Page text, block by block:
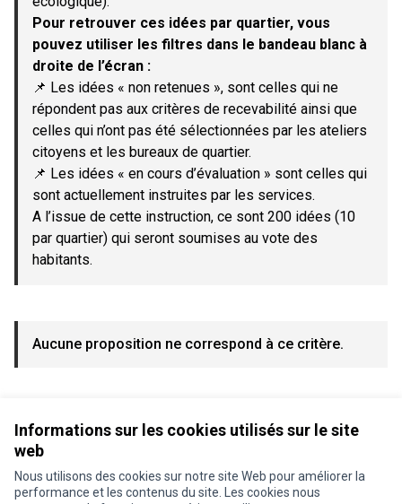
Informations sur les cookies utilisés sur le site
web
Nous utilisons des cookies sur notre site Web pour améliorer la
performance et les contenus du site. Les cookies nous
Pour retrouver ces idées par quartier, vous
pouvez utiliser les filtres dans le bandeau blanc à
droite de l’écran :
📌 Les idées « non retenues », sont celles qui ne
répondent pas aux critères de recevabilité ainsi que
celles qui n’ont pas été sélectionnées par les ateliers
citoyens et les bureaux de quartier.
📌 Les idées « en cours d’évaluation » sont celles qui
sont actuellement instruites par les services.
A l’issue de cette instruction, ce sont 200 idées (10
par quartier) qui seront soumises au vote des
habitants.
Aucune proposition ne correspond à ce critère.
Conditions d'utilisation
Paramètres des cookies